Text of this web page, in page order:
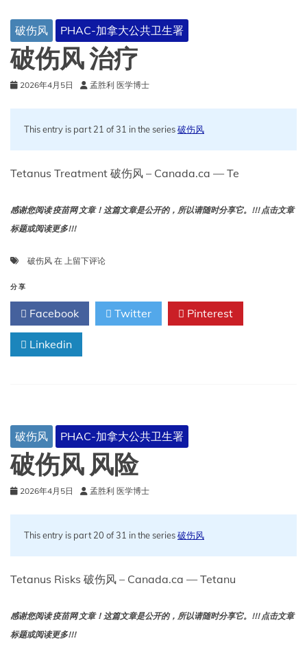
破伤风 PHAC-加拿大公共卫生署
破伤风 治疗
2026年4月5日 孟胜利 医学博士
This entry is part 21 of 31 in the series破伤风
Tetanus Treatment 破伤风 – Canada.ca — Te
感谢您阅读 疫苗网 文章！这篇文章是公开的，所以请随时分享它。!!! 点击文章
标题或阅读更多!!!
破伤风 在 破
治
疗
上留下评论
分享
Facebook Twitter Pinterest
Linkedin
破伤风 PHAC-加拿大公共卫生署
破伤风 风险
2026年4月5日 孟胜利 医学博士
This entry is part 20 of 31 in the series破伤风
Tetanus Risks 破伤风 – Canada.ca — Tetanu
感谢您阅读 疫苗网 文章！这篇文章是公开的，所以请随时分享它。!!! 点击文章
标题或阅读更多!!!